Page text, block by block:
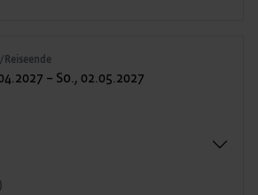
Reiseende
– So., 02.05.2027